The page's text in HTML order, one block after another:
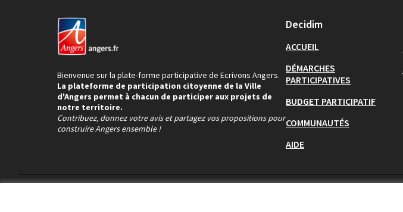
Bienvenue sur la plate-forme participative de Ecrivons Angers.
La plateforme de participation citoyenne de la Ville
d'Angers permet à chacun de participer aux projets de
notre territoire.
Contribuez, donnez votre avis et partagez vos propositions pour
construire Angers ensemble !
Decidim
ACCUEIL
DÉMARCHES
PARTICIPATIVES
BUDGET PARTICIPATIF
COMMUNAUTÉS
AIDE